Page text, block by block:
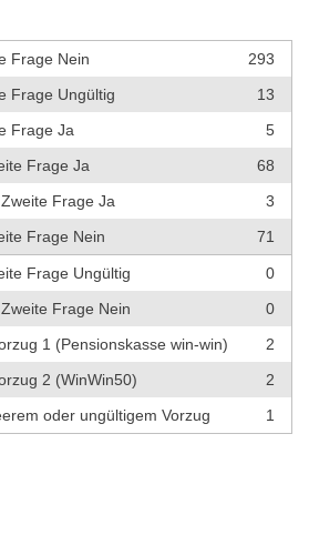
Frage Nein
293
Frage Ungültig
13
Frage Ja
5
Frage Ja
68
Frage Ja
3
Frage Nein
71
Frage Ungültig
0
Frage Nein
0
1 (Pensionskasse win-win)
2
2 (WinWin50)
2
oder ungültigem Vorzug
1